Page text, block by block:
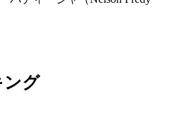
ング